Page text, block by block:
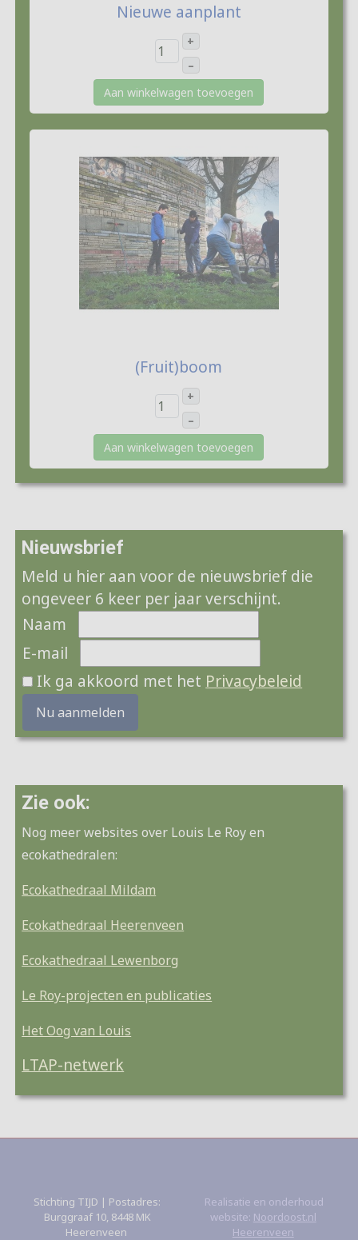
Nieuwe aanplant
+
–
Aan winkelwagen toevoegen
(Fruit)boom
+
–
Aan winkelwagen toevoegen
Nieuwsbrief
Meld u hier aan voor de nieuwsbrief die
ongeveer 6 keer per jaar verschijnt.
Naam
E-mail
Ik ga akkoord met het Privacybeleid
Nu aanmelden
Zie ook:
Nog meer websites over Louis Le Roy en
ecokathedralen:
Ecokathedraal Mildam
Ecokathedraal Heerenveen
Ecokathedraal Lewenborg
Le Roy-projecten en publicaties
Het Oog van Louis
LTAP-netwerk
Stichting TIJD | Postadres:
Burggraaf 10, 8448 MK
Heerenveen
Realisatie en onderhoud
website: Noordoost.nl
Heerenveen